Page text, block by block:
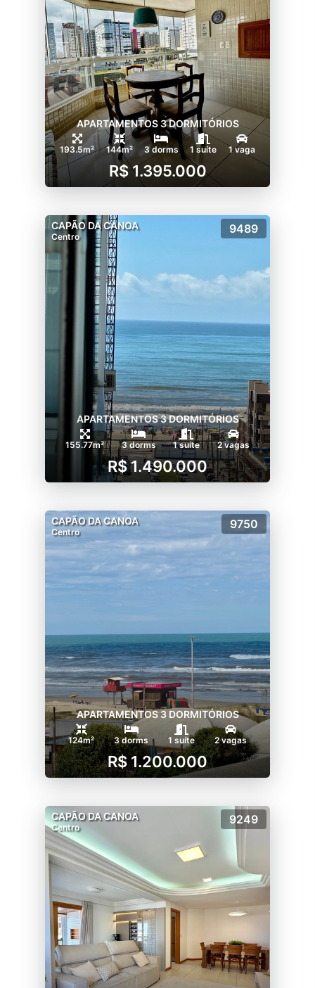
APARTAMENTOS 3 DORMITÓRIOS
193.5m² 144m² 3 dorms 1 suíte 1 vaga
R$ 1.395.000
CAPÃO DA CANOA
Centro
9489
APARTAMENTOS 3 DORMITÓRIOS
155.77m² 3 dorms 1 suíte 2 vagas
R$ 1.490.000
CAPÃO DA CANOA
Centro
9750
APARTAMENTOS 3 DORMITÓRIOS
124m² 3 dorms 1 suíte 2 vagas
R$ 1.200.000
CAPÃO DA CANOA
Centro
9249